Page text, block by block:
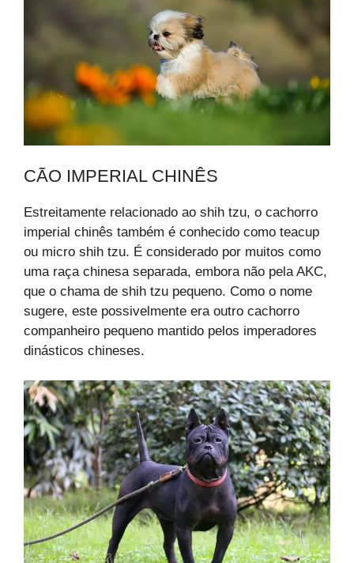
CÃO IMPERIAL CHINÊS
Estreitamente relacionado ao shih tzu, o cachorro
imperial chinês também é conhecido como teacup
ou micro shih tzu. É considerado por muitos como
uma raça chinesa separada, embora não pela AKC,
que o chama de shih tzu pequeno. Como o nome
sugere, este possivelmente era outro cachorro
companheiro pequeno mantido pelos imperadores
dinásticos chineses.